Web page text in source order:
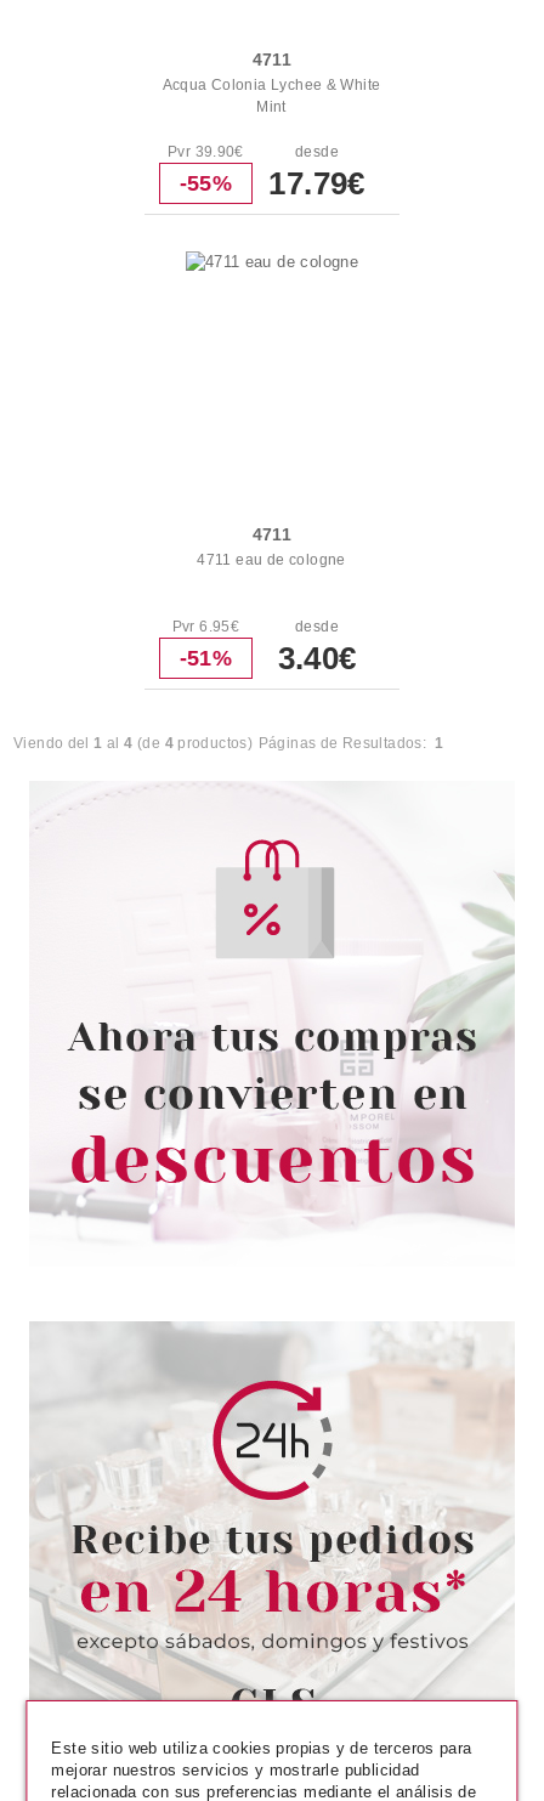
4711
Acqua Colonia Lychee & White
Mint
Pvr 39.90€
-55%
desde
17.79€
4711
4711 eau de cologne
Pvr 6.95€
-51%
desde
3.40€
Viendo del1 al4 (de 4productos) Páginas de Resultados: 1
Este sitio web utiliza cookies propias y de terceros para
mejorar nuestros servicios y mostrarle publicidad
relacionada con sus preferencias mediante el análisis de